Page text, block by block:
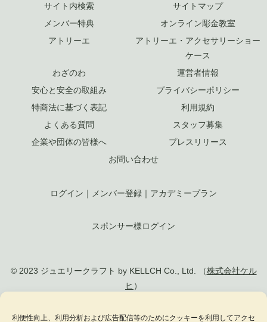
利便性向上、利用分析および広告配信等のためにクッキーを利用してアクセ
サイト内検索
サイトマップ
メンバー特典
オンライン彫金教室
アトリーエ
アトリーエ・アクセサリーショー
ケース
わざのわ
運営者情報
安心と安全の取組み
プライバシーポリシー
特商法に基づく表記
利用規約
よくある質問
スタッフ募集
企業や団体の皆様へ
プレスリリース
お問い合わせ
ログイン ｜ メンバー登録 ｜ アカデミープラン
スポンサー様ログイン
© 2023 ジュエリークラフト by KELLCH Co., Ltd. （株式会社ケル
ヒ ）
私達は、地方創生SDGs官民連携プラットフォームに加盟しています